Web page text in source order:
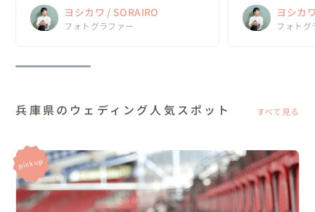
した
また、念願だった神戸と淡路島の前撮りがで
ヨシカワ / SORAIRO
フォトグラファー
ちょうど今、ウェ
ヨシカ
フォトグ
兵庫県のウェディング人気スポット すべて見る